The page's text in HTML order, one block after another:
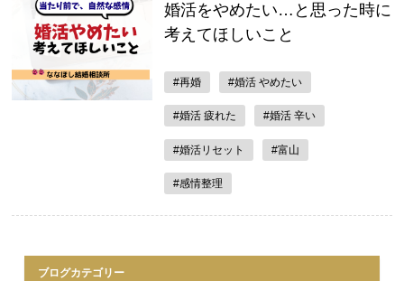
婚活をやめたい…と思った時に
考えてほしいこと
#再婚 #婚活 やめたい
#婚活 疲れた #婚活 辛い
#婚活リセット #富山
#感情整理
ブログカテゴリー